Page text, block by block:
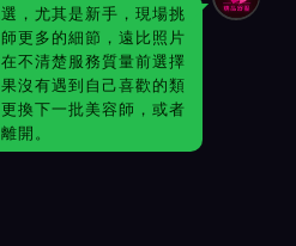
，尤其是新手，現場挑
更多的細節，遠比照片
不清楚服務質量前選擇
沒有遇到自己喜歡的類
換下一批美容師，或者
開。